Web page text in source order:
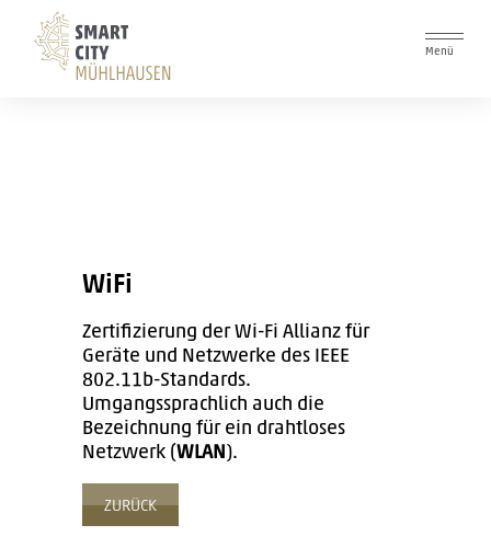
Menü
WiFi
Zertifizierung der Wi-Fi Allianz für
Geräte und Netzwerke des IEEE
802.11b-Standards.
Umgangssprachlich auch die
Bezeichnung für ein drahtloses
Netzwerk (WLAN).
ZURÜCK